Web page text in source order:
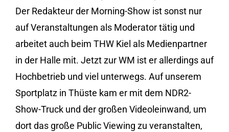
Der Redakteur der Morning-Show ist sonst nur
auf Veranstaltungen als Moderator tätig und
arbeitet auch beim THW Kiel als Medienpartner
in der Halle mit. Jetztzur WM ist er allerdings auf
Hochbetrieb und viel unterwegs. Auf unserem
Sportplatz in Thüste kam er mit dem NDR2-
Show-Truck und der großen Videoleinwand, um
dort das große Public Viewing zu veranstalten,